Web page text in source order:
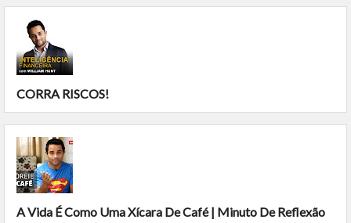
CORRA RISCOS!
A Vida É Como Uma Xícara De Café | Minuto De Reflexão